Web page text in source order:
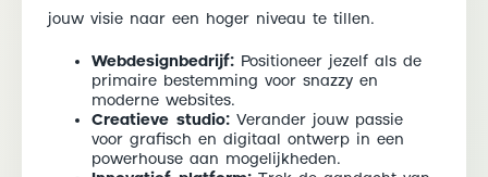
jouw visie naar een hoger niveau te tillen.
Webdesignbedrijf: Positioneer jezelf als de
primaire bestemming voor snazzy en
moderne websites.
Creatieve studio: Verander jouw passie
voor grafisch en digitaal ontwerp in een
powerhouse aan mogelijkheden.